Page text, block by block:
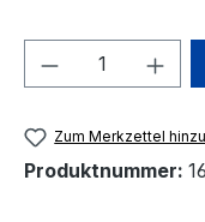
Produkt
Zum Merkzettel
Produktnummer: